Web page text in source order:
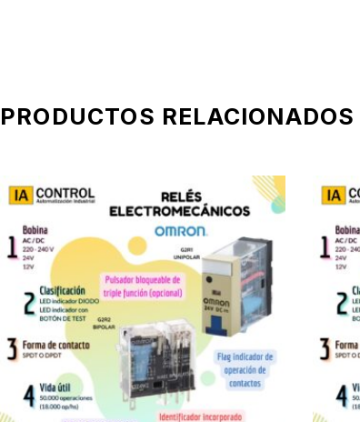
PRODUCTOS RELACIONADOS